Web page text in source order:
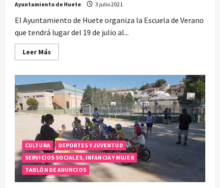
Ayuntamiento de Huete 3 julio 2021
El Ayuntamiento de Huete organiza la Escuela de Verano
que tendrá lugar del 19 de julio al...
Leer Más
más
Verano
2021
en
la
Biblioteca
Municipal
CULTURA
DEPORTES Y JUVENTUD
SERVICIOS SOCIALES, INFANCIA Y MUJER
TABLÓN DE ANUNCIOS